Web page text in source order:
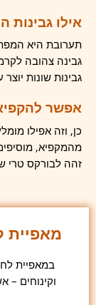
אילו גבינות
תערובת היא
גבינות שונות
אפשר
כן, וזה אפילו
זהה לבורקס טרי
מאפיית
במאפיית
וקינוחים –